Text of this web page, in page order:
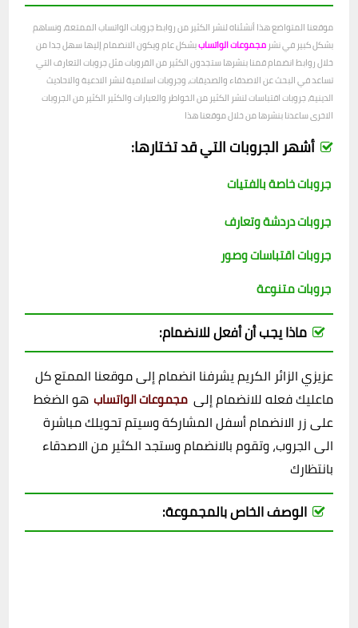
موقعنا المتواضع هذا أنشئناه لنشر الكثير من روابط جروبات الواتساب الممتعة، ونساهم
بشكل كبير في نشر مجموعات الواتساببشكل عام ويكون الانضمام إليها سهل جدا من
خلال روابط انضمام قمنا بنشرها ستجدون الكثير من القروبات مثل جروبات التعارف التي
تساعد في البحث عن الاصدقاء والصديقات، وجروبات اسلامية لنشر الادعية والاحاديث
الدينية، جروبات اقتباسات لنشر الكثير من الخواطر والعبارات والكثير الكثير من الجروبات
الاخرى ساعدنا بنشرها من خلال موقعنا هذا
أشهر الجروبات التي قد تختارها:
جروبات خاصة بالفتيات
جروبات دردشة وتعارف
جروبات اقتباسات وصور
جروبات متنوعة
ماذا يجب أن أفعل للانضمام:
عزيزي الزائر الكريم يشرفنا انضمام إلى موقعنا الممتع كل
ماعليك فعله للانضمام إلى مجموعات الواتساب هو الضغط
على زر الانضمام أسفل المشاركة وسيتم تحويلك مباشرة
الى الجروب، وتقوم بالانضمام وستجد الكثير من الاصدقاء
بانتظارك
الوصف الخاص بالمجموعة: